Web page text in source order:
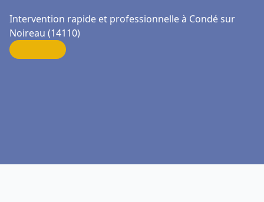
Intervention rapide et professionnelle à Condé sur
Noireau (14110)